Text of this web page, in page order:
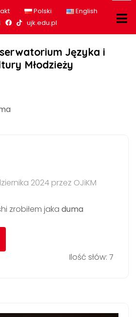
Polski
English
Nasz profil na Facebook
Nasz profil na tiktok
ujk.edu.pl
Języka i
Młodzieży
2024 przez OJiKM
zrobiłem jaka duma
Ilość słów: 7